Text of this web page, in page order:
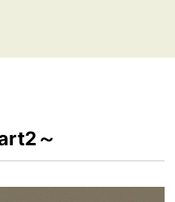
～